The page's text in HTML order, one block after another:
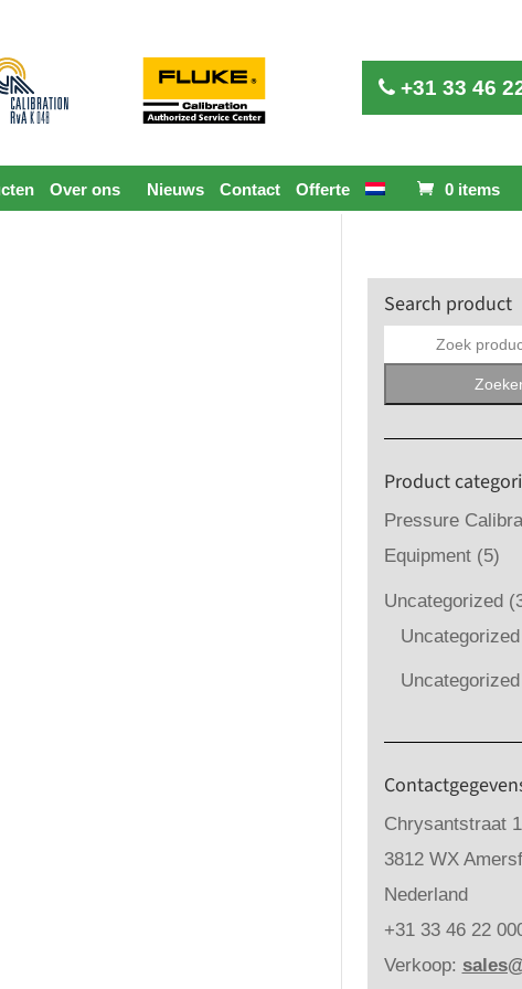
Over ons Nieuws Contact Offerte 0 items
+31 33 46
Search product
Zoeken
Product
Pressure
Equipment (5)
Uncategorized
Uncategorized
Uncategorized
Chrysantstraat 1
3812 WX
Nederland
+31 33 46 22
Verkoop: